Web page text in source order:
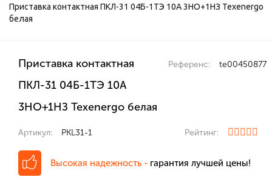
Приставка контактная ПКЛ-31 04Б-1ТЭ 10А 3НО+1НЗ Теxenergo
белая
Приставка контактная
ПКЛ-31 04Б-1ТЭ 10А
3НО+1НЗ Теxenergo белая
Референс: te00450877
Артикул: PKL31-1 Рейтинг:
Высокая надежность - гарантия лучшей цены!